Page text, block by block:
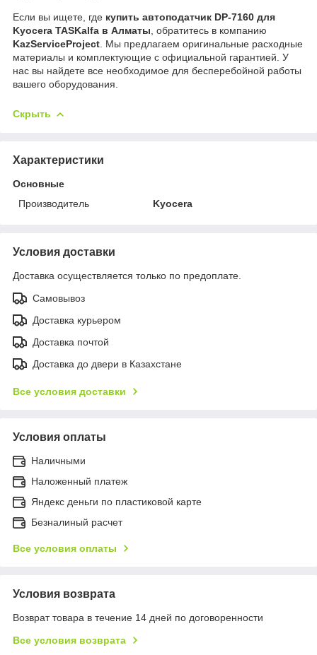
Если вы ищете, где купить автоподатчик DP-7160 для
Kyocera TASKalfa в Алматы , обратитесь в компанию
KazServiceProject . Мы предлагаем оригинальные расходные
материалы и комплектующие с официальной гарантией. У
нас вы найдете все необходимое для бесперебойной работы
вашего оборудования.
Скрыть
Характеристики
Основные
Производитель
Kyocera
Условия доставки
Доставка осуществляется только по предоплате.
Самовывоз
Доставка курьером
Доставка почтой
Доставка до двери в Казахстане
Все условия доставки
Условия оплаты
Наличными
Наложенный платеж
Яндекс деньги по пластиковой карте
Безналиный расчет
Все условия оплаты
Условия возврата
Возврат товара в течение 14 дней по договоренности
Все условия возврата